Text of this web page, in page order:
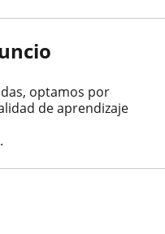
optamos por
de aprendizaje